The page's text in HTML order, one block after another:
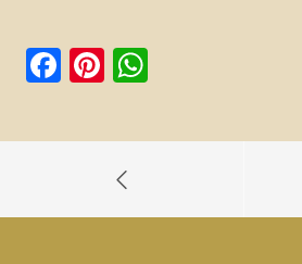
F
c
Pi
er
es
at